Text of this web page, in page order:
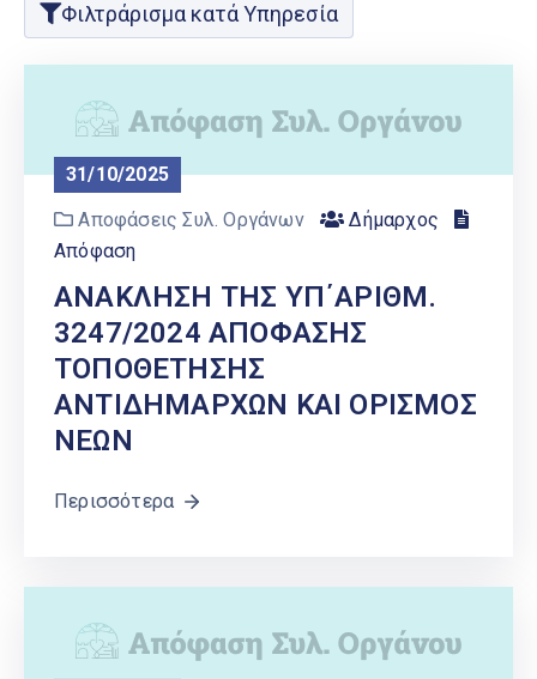
Φιλτράρισμα κατά Υπηρεσία
31/10/2025
Αποφάσεις Συλ. Οργάνων
Δήμαρχος
Απόφαση
AΝΑΚΛΗΣΗ ΤΗΣ ΥΠ΄ΑΡΙΘΜ.
3247/2024 ΑΠΟΦΑΣΗΣ
ΤΟΠΟΘΕΤΗΣΗΣ
ΑΝΤΙΔΗΜΑΡΧΩΝ ΚΑΙ ΟΡΙΣΜΟΣ
ΝΕΩΝ
Περισσότερα